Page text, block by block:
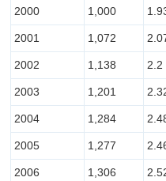
2000 1,000
2001 1,072
2002 1,138 2.2
2003 1,201
2004 1,284
2005 1,277
2006 1,306